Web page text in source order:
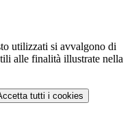
utilizzati si avvalgono di
alle finalità illustrate nella
tutti i cookies